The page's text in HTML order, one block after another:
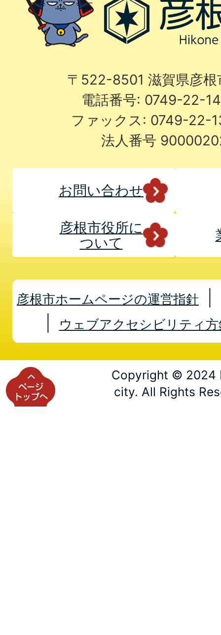
〒522-8501 滋賀県彦
電話番号: 0749-22-
ファックス: 0749-22-
法人番号
お問い合わせ
彦根市役所に
ついて
彦根市ホームページの運営指針
ウェブアクセシビリティ方
Copyright © 2024
city. All Rights